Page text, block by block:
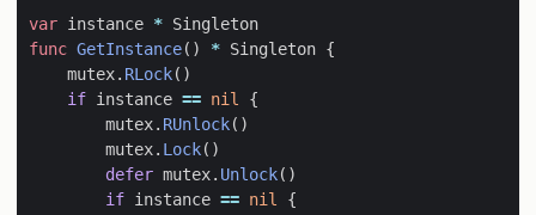
var instance * Singleton
func GetInstance() * Singleton {
mutex. RLock()
if instance == nil
{
mutex. RUnlock()
mutex. Lock()
defer mutex. Unlock()
if instance == nil
{